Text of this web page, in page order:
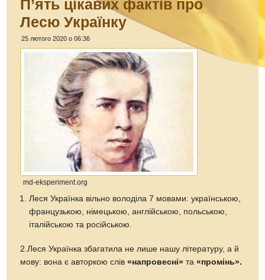
П’ять цікавих фактів про
Лесю Українку
25 лютого 2020 о 06:36
md-eksperiment.org
Леся Українка вільно володіла 7 мовами: українською,
французькою, німецькою, англійською, польською,
італійською та російською.
2.Леся Українка збагатила не лише нашу літературу, а й
мову: вона є авторкою слів«напровесні» та«промінь».